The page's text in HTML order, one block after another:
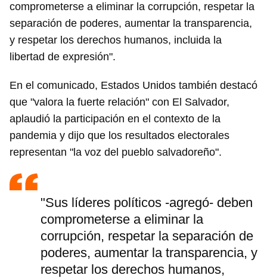
comprometerse a eliminar la corrupción, respetar la
separación de poderes, aumentar la transparencia,
y respetar los derechos humanos, incluida la
libertad de expresión".
En el comunicado, Estados Unidos también destacó
que "valora la fuerte relación" con El Salvador,
aplaudió la participación en el contexto de la
pandemia y dijo que los resultados electorales
representan "la voz del pueblo salvadoreño".
"Sus líderes políticos -agregó- deben
comprometerse a eliminar la
corrupción, respetar la separación de
poderes, aumentar la transparencia, y
respetar los derechos humanos,